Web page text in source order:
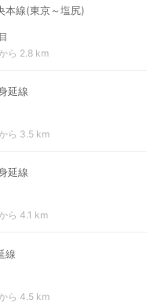
本線(東京～塩尻)
ら 2.8 km
延線
ら 3.5 km
延線
ら 4.1 km
線
ら 4.5 km